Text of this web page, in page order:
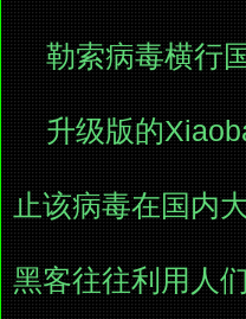
勒索病毒横行
升级版的
止该病毒在国内
黑客往往利用人